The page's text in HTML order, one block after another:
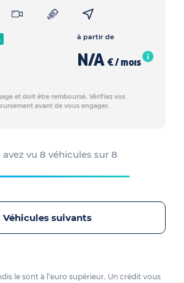
à partir de
N/A € / mois
et doit être remboursé. Vérifiez vos
avant de vous engager.
avez vu 8 véhicules sur 8
Véhicules suivants
le sont à l’euro supérieur. Un crédit vous